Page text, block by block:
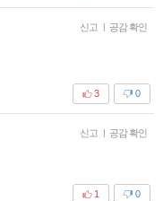
신고 | 공감 확인
0
3
신고 | 공감 확인
0
1